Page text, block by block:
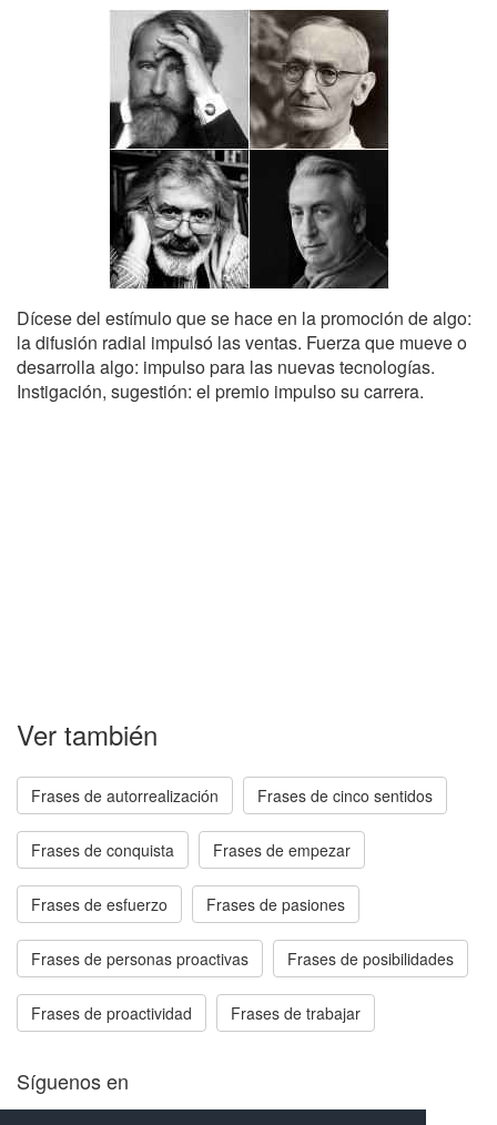
Dícese del estímulo que se hace en la promoción de algo:
la difusión radial impulsó las ventas. Fuerza que mueve o
desarrolla algo: impulso para las nuevas tecnologías.
Instigación, sugestión: el premio impulso su carrera.
Ver también
Frases de autorrealización Frases de cinco sentidos
Frases de conquista Frases de empezar
Frases de esfuerzo Frases de pasiones
Frases de personas proactivas Frases de posibilidades
Frases de proactividad Frases de trabajar
Síguenos en